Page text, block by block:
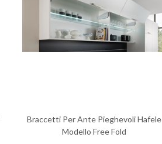
Braccetti Per Ante Pieghevoli Hafele
Modello Free Fold